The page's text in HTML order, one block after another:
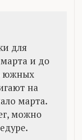
для
и до
южных
на
марта.
можно